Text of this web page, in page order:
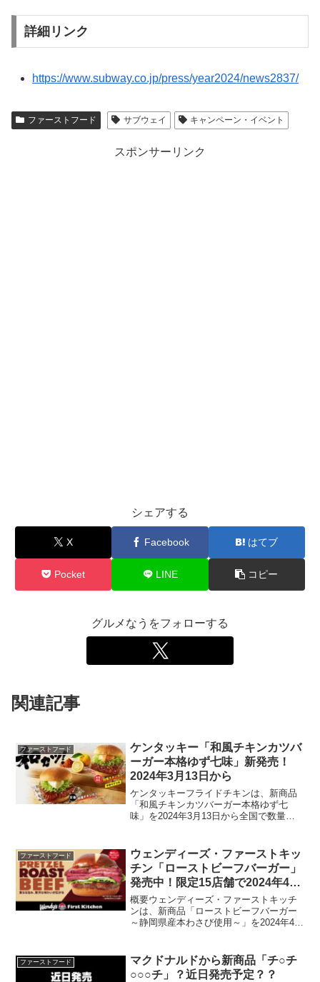
詳細リンク
https://www.subway.co.jp/press/year2024/news2837/
ファーストフード サブウェイ キャンペーン・イベント
スポンサーリンク
シェアする
X Facebook はてブ
Pocket LINE コピー
グルメなうをフォローする
関連記事
ファーストフード
ケンタッキー「和風チキンカツバ
ーガー本格ゆず七味」新発売！
2024年3月13日から
ケンタッキーフライドチキンは、新商品
「和風チキンカツバーガー本格ゆず七
味」を2024年3月13日から全国で数量限
カツバーガー」の新しいバリエーション
で、特製ゆず七味...
ファーストフード
ウェンディーズ・ファーストキッ
チン「ローストビーフバーガー」
発売中！限定15店舗で2024年4月
18日から10月下旬まで
概要ウェンディーズ・ファーストキッチ
ンは、新商品「ローストビーフバーガー
～静岡県産本わさび使用～」を2024年4月
華なローストビーフと静岡県産の本わさ
びを使用し...
ファーストフード
マクドナルドから新商品「チ○チ
○○○チ」？近日発売予定？？